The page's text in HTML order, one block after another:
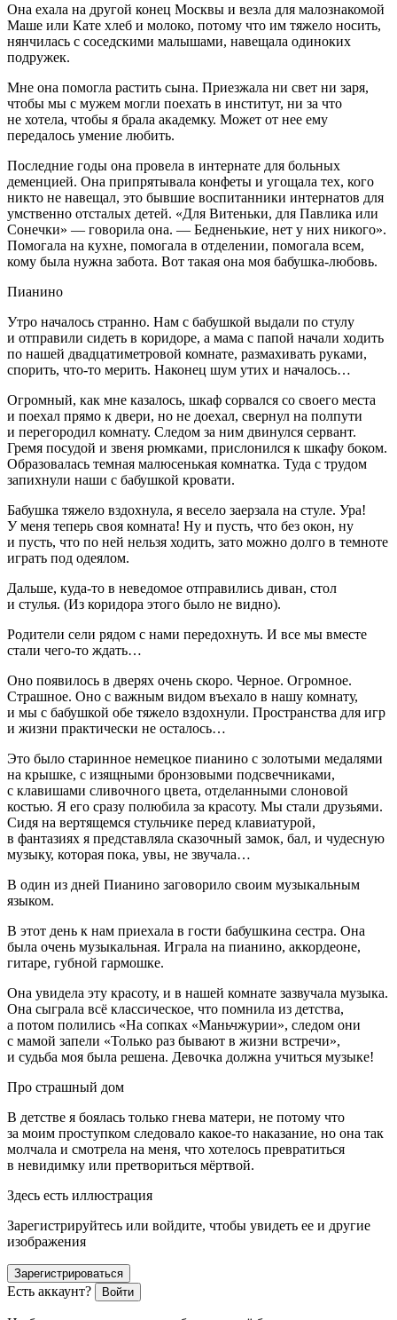
Она ехала на другой конец Москвы и везла для малознакомой
Маше или Кате хлеб и молоко, потому что им тяжело носить,
нянчилась с соседскими малышами, навещала одиноких
подружек.
Мне она помогла растить сына. Приезжала ни свет ни заря,
чтобы мы с мужем могли поехать в институт, ни за что
не хотела, чтобы я брала академку. Может от нее ему
передалось умение любить.
Последние годы она провела в интернате для больных
деменцией. Она припрятывала конфеты и угощала тех, кого
никто не навещал, это бывшие воспитанники интернатов для
умственно отсталых детей. «Для Витеньки, для Павлика или
Сонечки» — говорила она. — Бедненькие, нет у них никого».
Помогала на кухне, помогала в отделении, помогала всем,
кому была нужна забота. Вот такая она моя бабушка-любовь.
Пианино
Утро началось странно. Нам с бабушкой выдали по стулу
и отправили сидеть в коридоре, а мама с папой начали ходить
по нашей двадцатиметровой комнате, размахивать руками,
спорить, что-то мерить. Наконец шум утих и началось…
Огромный, как мне казалось, шкаф сорвался со своего места
и поехал прямо к двери, но не доехал, свернул на полпути
и перегородил комнату. Следом за ним двинулся сервант.
Гремя посудой и звеня рюмками, прислонился к шкафу боком.
Образовалась темная малюсенькая комнатка. Туда с трудом
запихнули наши с бабушкой кровати.
Бабушка тяжело вздохнула, я весело заерзала на стуле. Ура!
У меня теперь своя комната! Ну и пусть, что без окон, ну
и пусть, что по ней нельзя ходить, зато можно долго в темноте
играть под одеялом.
Дальше, куда-то в неведомое отправились диван, стол
и стулья. (Из коридора этого было не видно).
Родители сели рядом с нами передохнуть. И все мы вместе
стали чего-то ждать…
Оно появилось в дверях очень скоро. Черное. Огромное.
Страшное. Оно с важным видом въехало в нашу комнату,
и мы с бабушкой обе тяжело вздохнули. Пространства для игр
и жизни практически не осталось…
Это было старинное немецкое пианино с золотыми медалями
на крышке, с изящными бронзовыми подсвечниками,
с клавишами сливочного цвета, отделанными слоновой
костью. Я его сразу полюбила за красоту. Мы стали друзьями.
Сидя на вертящемся стульчике перед клавиатурой,
в фантазиях я представляла сказочный замок, бал, и чудесную
музыку, которая пока, увы, не звучала…
В один из дней Пианино заговорило своим музыкальным
языком.
В этот день к нам приехала в гости бабушкина сестра. Она
была очень музыкальная. Играла на пианино, аккордеоне,
гитаре, губной гармошке.
Она увидела эту красоту, и в нашей комнате зазвучала музыка.
Она сыграла всё классическое, что помнила из детства,
а потом полились «На сопках «Маньчжурии», следом они
с мамой запели «Только раз бывают в жизни встречи»,
и судьба моя была решена. Девочка должна учиться музыке!
Про страшный дом
В детстве я боялась только гнева матери, не потому что
за моим проступком следовало какое-то наказание, но она так
молчала и смотрела на меня, что хотелось превратиться
в невидимку или претвориться мёртвой.
Здесь есть иллюстрация
Зарегистрируйтесь или войдите, чтобы увидеть ее и другие
изображения
Зарегистрироваться
Есть аккаунт? Войти